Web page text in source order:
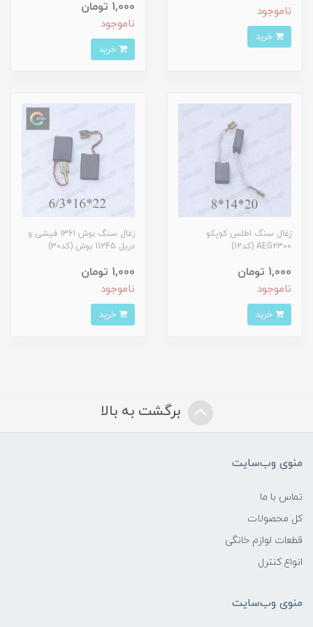
ناموجود 1,000 تومان
ناموجود
زغال سنگ اطلس کوپکو
AEG2300 (کد12)
1,000 تومان
ناموجود
زغال سنگ بوش 1361 فیشی و
دریل 11245 بوش (کد30)
1,000 تومان
ناموجود
برگشت به بالا
منوی وب‌سایت
تماس با ما
کل محصولات
قطعات لوازم خانگی
انواع کنترل
منوی وب‌سایت